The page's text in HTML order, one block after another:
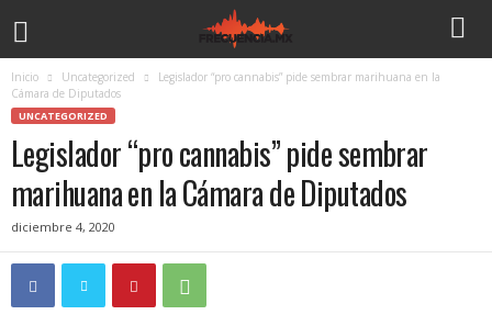
Inicio Uncategorized
Legislador “pro cannabis” pide sembrar marihuana en la
Cámara de Diputados
UNCATEGORIZED
Legislador “pro cannabis” pide sembrar
marihuana en la Cámara de Diputados
diciembre 4, 2020